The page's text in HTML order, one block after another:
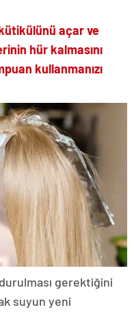
açar ve
hür kalmasını
kullanmanızı
gerektiğini
suyun yeni